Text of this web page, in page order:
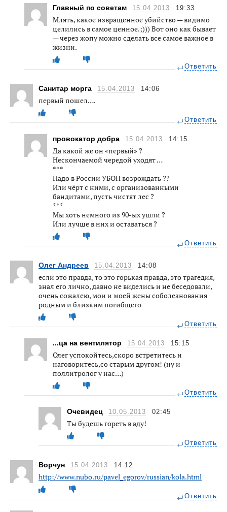
Главный по советам 15.04.2013 19:33
Млять, какое извращенное убийство — видимо
целились в самое ценное.;))) Вот оно как бывает
— через жопу можно сделать все самое важное в
жизни.
Ответить
Санитар морга 15.04.2013 14:06
первый пошел….
Ответить
провокатор добра 15.04.2013 14:15
Да какой же он «первый» ?
Нескончаемой чередой уходят …
***
Надо в России УБОП возрождать ??
Или чёрт с ними, с организованными
бандитами, пусть чистят лес ?
***
Мы хоть немного из 90-ых ушли ?
Или лучше в них и оставаться ?
Ответить
Олег Андреев 15.04.2013 14:08
если это правда, то это горькая правда, это трагедия,
знал его лично, давно не виделись и не беседовали,
очень сожалею, мои и моей жены соболезнования
родным и близким погибщего
Ответить
...ца на вентилятор 15.04.2013 15:15
Олег успокойтесь,скоро встретитесь и
наговоритесь,со старым другом! (ну и
поллитролог у нас…)
Ответить
Очевидец 10.05.2013 02:45
Ты будешь гореть в аду!
Ответить
Ворчун 15.04.2013 14:12
http://www.nubo.ru/pavel_egorov/russian/kola.html
Ответить